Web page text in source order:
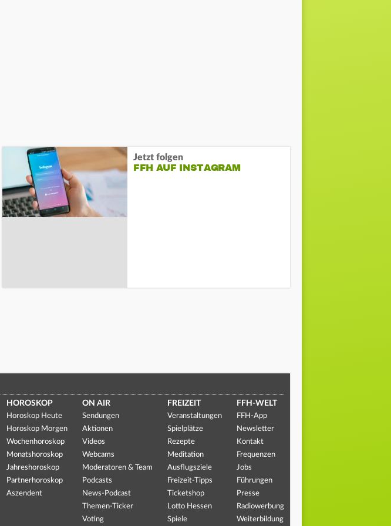
Jetzt folgen
FFH AUF INSTAGRAM
HOROSKOP
Horoskop Heute
Horoskop Morgen
Wochenhoroskop
Monatshoroskop
Jahreshoroskop
Partnerhoroskop
Aszendent
ON AIR
Sendungen
Aktionen
Videos
Webcams
Moderatoren & Team
Podcasts
News-Podcast
Themen-Ticker
Voting
FREIZEIT
Veranstaltungen
Spielplätze
Rezepte
Meditation
Ausflugsziele
Freizeit-Tipps
Ticketshop
Lotto Hessen
Spiele
FFH-WELT
FFH-App
Newsletter
Kontakt
Frequenzen
Jobs
Führungen
Presse
Radiowerbung
Weiterbildung